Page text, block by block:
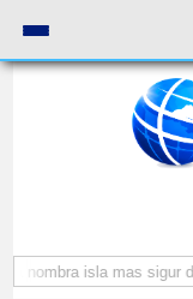
nombra isla mas sigur di